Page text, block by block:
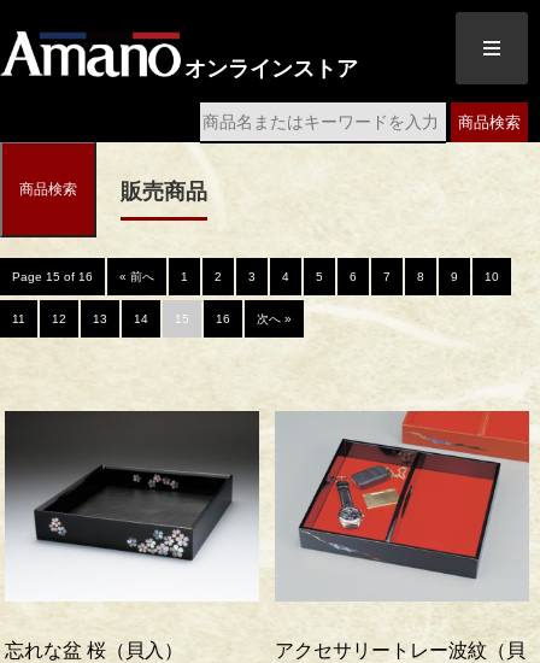
商品検索
オンラインストア
商品検索 販売商品
Page 15 of 16 « 前へ 1 2 3 4 5 6 7 8 9 10
11 12 13 14 15 16 次へ »
忘れな盆 桜（貝入）
アクセサリートレー波紋（貝